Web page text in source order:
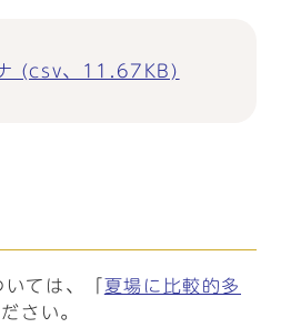
(csv、11.67KB)
ては、「 夏場に比較的多
さい。